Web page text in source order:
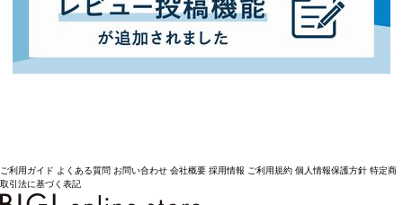
ご利用ガイド よくある質問 お問い合わせ 会社概要 採用情報 ご利用規約 個人情報保護方針 特定商
取引法に基づく表記